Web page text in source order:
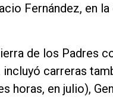
Fernández, en
de los Padres
carreras
horas, en julio),